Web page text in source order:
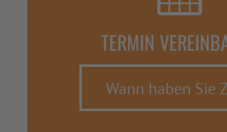
TERMIN
Wann haben Sie